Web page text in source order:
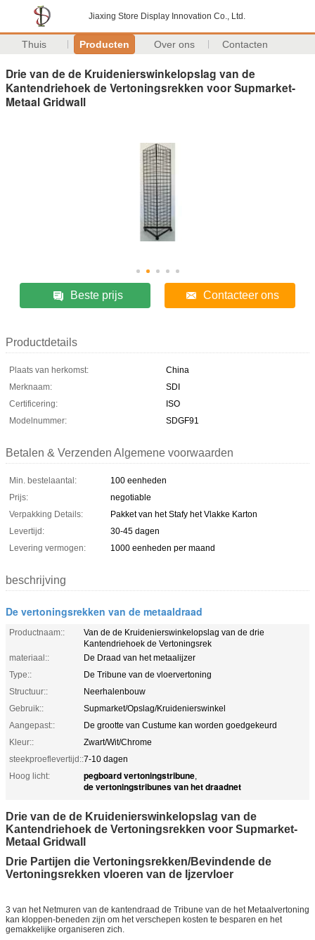
Jiaxing Store Display Innovation Co., Ltd.
Thuis Producten Over ons Contacten
Drie van de de Kruidenierswinkelopslag van de
Kantendriehoek de Vertoningsrekken voor Supmarket-
Metaal Gridwall
Beste prijs Contacteer ons
Productdetails
Plaats van herkomst:
China
Merknaam:
SDI
Certificering:
ISO
Modelnummer:
SDGF91
Betalen & Verzenden Algemene voorwaarden
Min. bestelaantal:
100 eenheden
Prijs:
negotiable
Verpakking Details:
Pakket van het Stafy het Vlakke Karton
Levertijd:
30-45 dagen
Levering vermogen:
1000 eenheden per maand
beschrijving
De vertoningsrekken van de metaaldraad
Productnaam::
Van de de Kruidenierswinkelopslag van de drie
Kantendriehoek de Vertoningsrek
materiaal::
De Draad van het metaalijzer
Type::
De Tribune van de vloervertoning
Structuur::
Neerhalenbouw
Gebruik::
Supmarket/Opslag/Kruidenierswinkel
Aangepast::
De grootte van Custume kan worden goedgekeurd
Kleur::
Zwart/Wit/Chrome
steekproeflevertijd::7-10 dagen
Hoog licht:
pegboard vertoningstribune,
de vertoningstribunes van het draadnet
Drie van de de Kruidenierswinkelopslag van de
Kantendriehoek de Vertoningsrekken voor Supmarket-
Metaal Gridwall
Drie Partijen die Vertoningsrekken/Bevindende de
Vertoningsrekken vloeren van de Ijzervloer
3 van het Netmuren van de kantendraad de Tribune van de het Metaalvertoning
kan kloppen-beneden zijn om het verschepen kosten te besparen en het
gemakkelijke organiseren zich.